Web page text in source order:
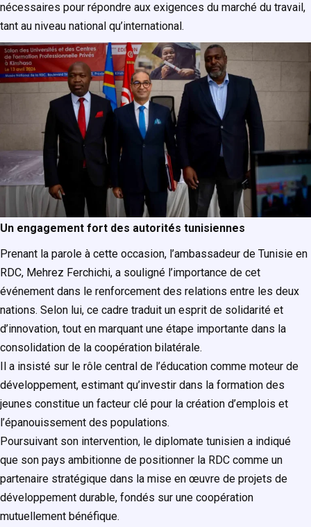
nécessaires pour répondre aux exigences du marché du travail,
tant au niveau national qu’international.
Un engagement fort des autorités tunisiennes
Prenant la parole à cette occasion, l’ambassadeur de Tunisie en
RDC, Mehrez Ferchichi, a souligné l’importance de cet
événement dans le renforcement des relations entre les deux
nations. Selon lui, ce cadre traduit un esprit de solidarité et
d’innovation, tout en marquant une étape importante dans la
consolidation de la coopération bilatérale.
Il a insisté sur le rôle central de l’éducation comme moteur de
développement, estimant qu’investir dans la formation des
jeunes constitue un facteur clé pour la création d’emplois et
l’épanouissement des populations.
Poursuivant son intervention, le diplomate tunisien a indiqué
que son pays ambitionne de positionner la RDC comme un
partenaire stratégique dans la mise en œuvre de projets de
développement durable, fondés sur une coopération
mutuellement bénéfique.